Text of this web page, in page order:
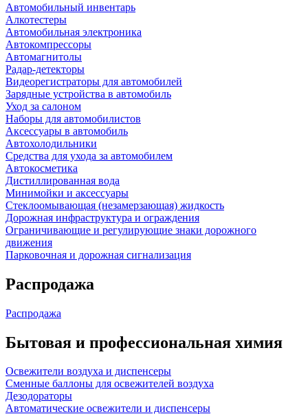
Автомобильный инвентарь
Алкотестеры
Автомобильная электроника
Автокомпрессоры
Автомагнитолы
Радар-детекторы
Видеорегистраторы для автомобилей
Зарядные устройства в автомобиль
Уход за салоном
Наборы для автомобилистов
Аксессуары в автомобиль
Автохолодильники
Средства для ухода за автомобилем
Автокосметика
Дистиллированная вода
Минимойки и аксессуары
Стеклоомывающая (незамерзающая) жидкость
Дорожная инфраструктура и ограждения
Ограничивающие и регулирующие знаки дорожного
движения
Парковочная и дорожная сигнализация
Распродажа
Распродажа
Бытовая и профессиональная химия
Освежители воздуха и диспенсеры
Сменные баллоны для освежителей воздуха
Дезодораторы
Автоматические освежители и диспенсеры